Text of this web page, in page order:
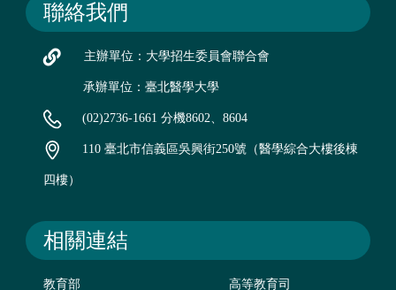
聯絡我們
主辦單位：大學招生委員會聯合會
承辦單位：臺北醫學大學
(02)2736-1661 分機8602、8604
110 臺北市信義區吳興街250號（醫學綜合大樓後棟
四樓）
相關連結
教育部 高等教育司